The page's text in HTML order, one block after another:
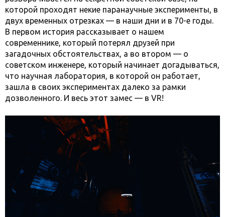
которой проходят некие паранаучные эксперименты, в
двух временных отрезках — в наши дни и в 70-е годы.
В первом история рассказывает о нашем
современнике, который потерял друзей при
загадочных обстоятельствах, а во втором — о
советском инженере, который начинает догадываться,
что научная лаборатория, в которой он работает,
зашла в своих экспериментах далеко за рамки
дозволенного. И весь этот замес — в VR!